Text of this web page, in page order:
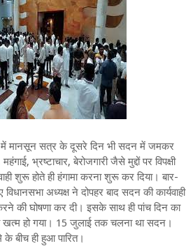
में मानसून सत्र के दूसरे दिन भी सदन में जमकर
भ्रष्‍टाचार, बेरोजगारी जैसे मुद्दों पर विपक्षी
शुरू होते ही हंगामा करना शुरू कर दिया। बार-
अध्‍यक्ष ने दोपहर बाद सदन की कार्यवाही
की घोषणा कर दी। इसके साथ ही पांच दिन का
खत्‍म हो गया। 15 जुलाई तक चलना था सदन।
बीच ही हुआ पारित।